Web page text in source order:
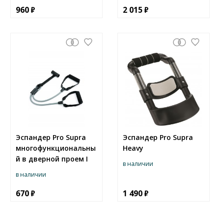
960 2 015
Эспандер Pro Supra
многофункциональны
й в дверной проем I
в наличии
670
Эспандер Pro Supra
Heavy
в наличии
1 490